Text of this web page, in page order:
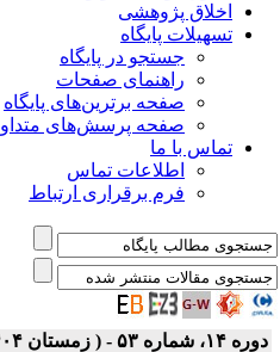
اخلاق پژوهشی
تسهیلات پایگاه
جستجو در پایگاه
راهنمای صفحات
صفحه برترین‌های پایگاه
صفحه پرسش‌های متداول
تماس با ما
اطلاعات تماس
فرم برقراری ارتباط
۱۴، شماره ۵۳ - ( زمستان ۱۴۰۴ )